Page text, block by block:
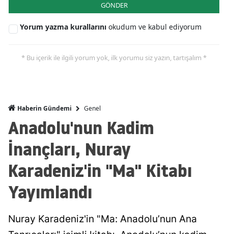
GÖNDER
Yorum yazma kurallarını okudum ve kabul ediyorum
* Bu içerik ile ilgili yorum yok, ilk yorumu siz yazın, tartışalım *
Haberin Gündemi Genel
Anadolu'nun Kadim
İnançları, Nuray
Karadeniz'in "Ma" Kitabı
Yayımlandı
Nuray Karadeniz'in "Ma: Anadolu’nun Ana